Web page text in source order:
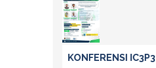
KONFERENSI IC3P3